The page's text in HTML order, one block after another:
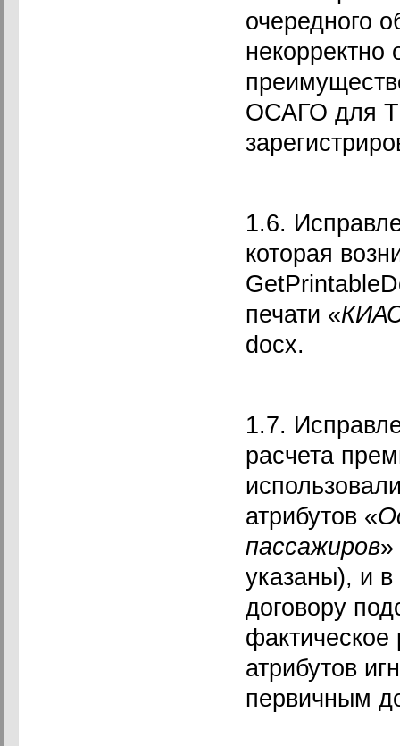
очередного
некорректно
ОСАГО для
1.6.
которая
печати «
docx.
1.7.
расчета
атрибутов «
пассажиров»
указаны), и в
договору
фактическое
атрибутов
первичным